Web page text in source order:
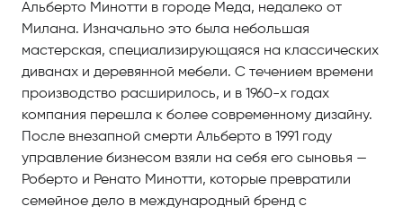
Альберто Минотти в городе Меда, недалеко от
Милана. Изначально это была небольшая
мастерская, специализирующаяся на классических
диванах и деревянной мебели. С течением времени
производство расширилось, и в 1960-х годах
компания перешла к более современному дизайну.
После внезапной смерти Альберто в 1991 году
управление бизнесом взяли на себя его сыновья —
Роберто и Ренато Минотти, которые превратили
семейное дело в международный бренд с